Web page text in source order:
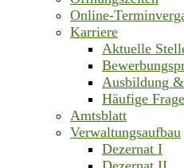
Online-
Karriere
Aktuelle
Ausbildung
Häufige
Amtsblatt
Verwaltungsaufbau
Dezernat I